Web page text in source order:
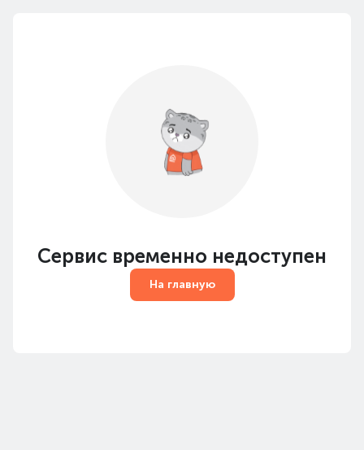
Сервис временно недоступен
На главную